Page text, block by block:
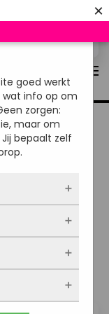
×
goed werkt
wat info op om
zorgen:
maar om
bepaalt zelf
website
actief en
worden
zoals
je browser
of je
onze site
Zo
gegevens.